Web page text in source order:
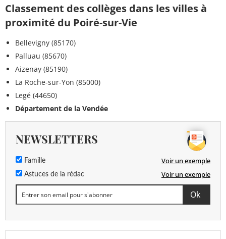
Classement des collèges dans les villes à
proximité du Poiré-sur-Vie
Bellevigny (85170)
Palluau (85670)
Aizenay (85190)
La Roche-sur-Yon (85000)
Legé (44650)
Département de la Vendée
NEWSLETTERS
Famille Voir un exemple
Astuces de la rédac Voir un exemple